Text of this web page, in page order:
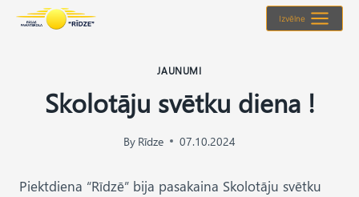
Izvēlne
JAUNUMI
Skolotāju svētku diena !
By Rīdze 07.10.2024
Piektdiena “Rīdzē” bija pasakaina Skolotāju svētku